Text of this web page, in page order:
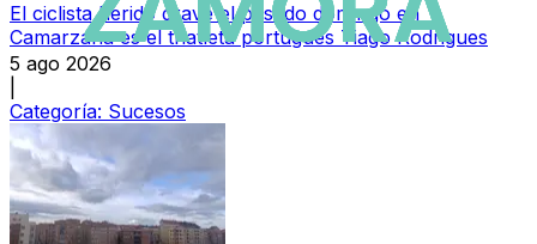
El ciclista herido grave el pasado domingo en
Camarzana es el triatleta portugués Tiago Rodrigues
5 ago 2026
Categoría: Sucesos